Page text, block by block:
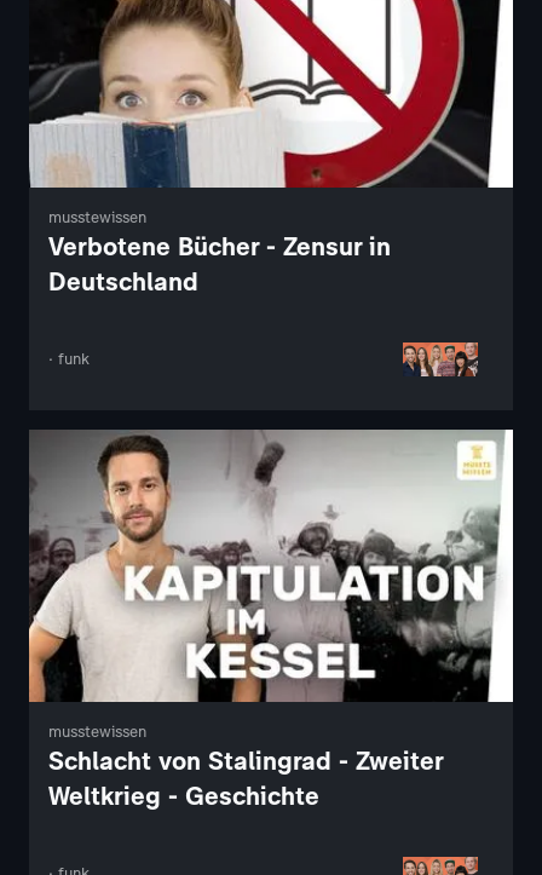
musstewissen
Verbotene Bücher - Zensur in
Deutschland
· funk
musstewissen
Schlacht von Stalingrad - Zweiter
Weltkrieg - Geschichte